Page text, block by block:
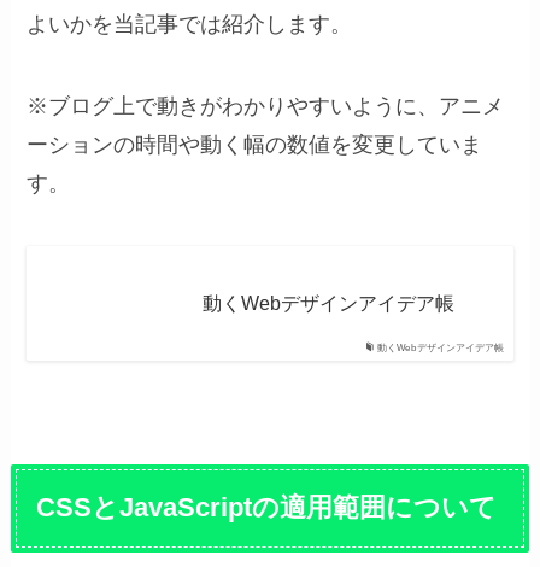
よいかを当記事では紹介します。
※ブログ上で動きがわかりやすいように、アニメ
ーションの時間や動く幅の数値を変更していま
す。
動くWebデザインアイデア帳
動くWebデザインアイデア帳
CSSとJavaScriptの適用範囲について